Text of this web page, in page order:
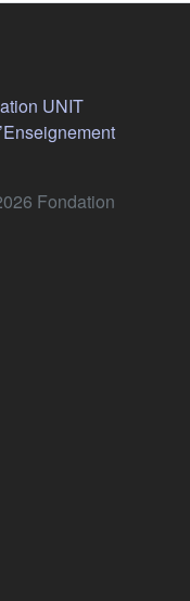
UNIT(s'ouvre
dans un nouvel
Fondation
onglet)